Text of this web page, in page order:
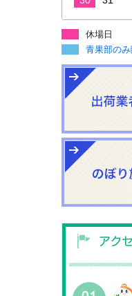
休場日
青果部の